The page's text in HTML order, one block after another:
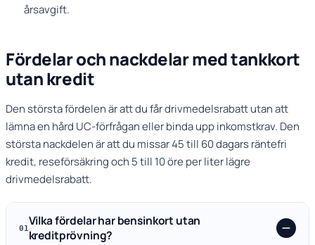
årsavgift.
Fördelar och nackdelar med tankkort
utan kredit
Den största fördelen är att du får drivmedelsrabatt utan att
lämna en hård UC-förfrågan eller binda upp inkomstkrav. Den
största nackdelen är att du missar 45 till 60 dagars räntefri
kredit, reseförsäkring och 5 till 10 öre per liter lägre
drivmedelsrabatt.
01Vilka fördelar har bensinkort utan
kreditprövning?